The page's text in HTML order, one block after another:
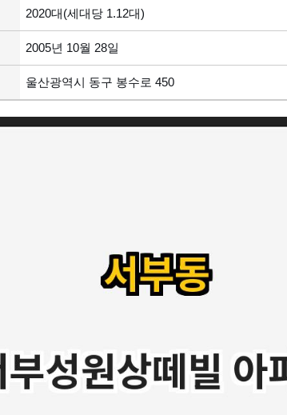
2020대(세대당 1.12대)
2005년 10월 28일
울산광역시 동구 봉수로 450